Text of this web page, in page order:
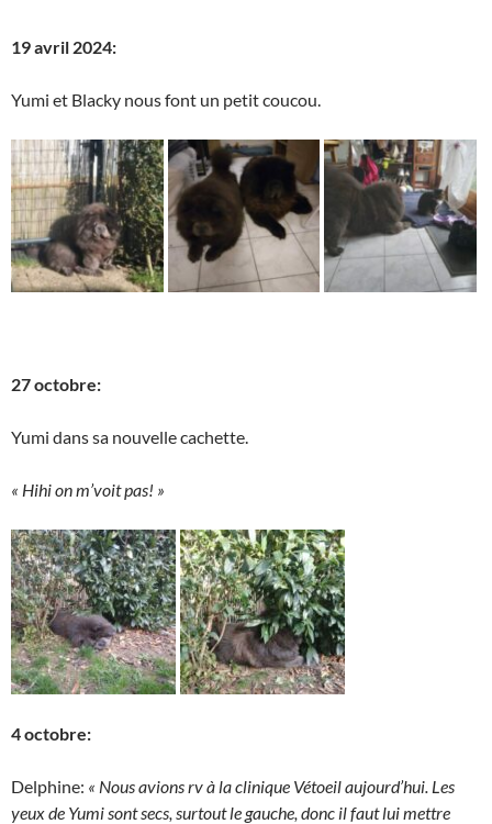
19 avril 2024:
Yumi et Blacky nous font un petit coucou.
27 octobre:
Yumi dans sa nouvelle cachette.
« Hihi on m’voit pas! »
4 octobre:
Delphine: « Nous avions rv à la clinique Vétoeil aujourd’hui. Les
yeux de Yumi sont secs, surtout le gauche, donc il faut lui mettre